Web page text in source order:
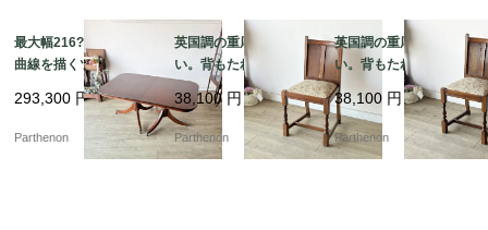
最大幅216?p！優美な
曲線を描くツインペデ
スタル脚とオーバル型
の伸長式ダイニングテ
ーブル【t327】
293,300 円
Parthenon
英国調の重厚な佇ま
い。背もたれの彫刻が
美しいオーク材ダイニ
ングチェア【2230】
38,100 円
Parthenon
英国調の重厚な佇ま
い。背もたれの彫刻が
美しいオーク材ダイニ
ングチェア【2229】
38,100 円
Parthenon